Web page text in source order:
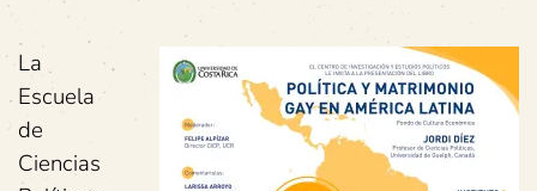
La
Escuela
de
Ciencias